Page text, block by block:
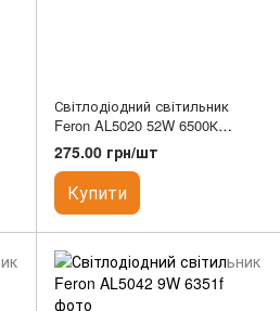
Світлодіодний світильник
Feron AL5020 52W 6500К
(термоплівка)
275.00 грн/шт
Купити